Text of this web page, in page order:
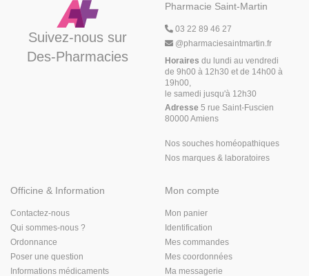
Suivez-nous sur
Des-Pharmacies
Pharmacie Saint-Martin
03 22 89 46 27
@pharmaciesaintmartin.fr
Horaires du lundi au vendredi
de 9h00 à 12h30 et de 14h00 à
19h00,
le samedi jusqu'à 12h30
Adresse 5 rue Saint-Fuscien
80000 Amiens
Nos souches homéopathiques
Nos marques & laboratoires
Officine & Information
Contactez-nous
Qui sommes-nous ?
Ordonnance
Poser une question
Informations médicaments
Mon compte
Mon panier
Identification
Mes commandes
Mes coordonnées
Ma messagerie